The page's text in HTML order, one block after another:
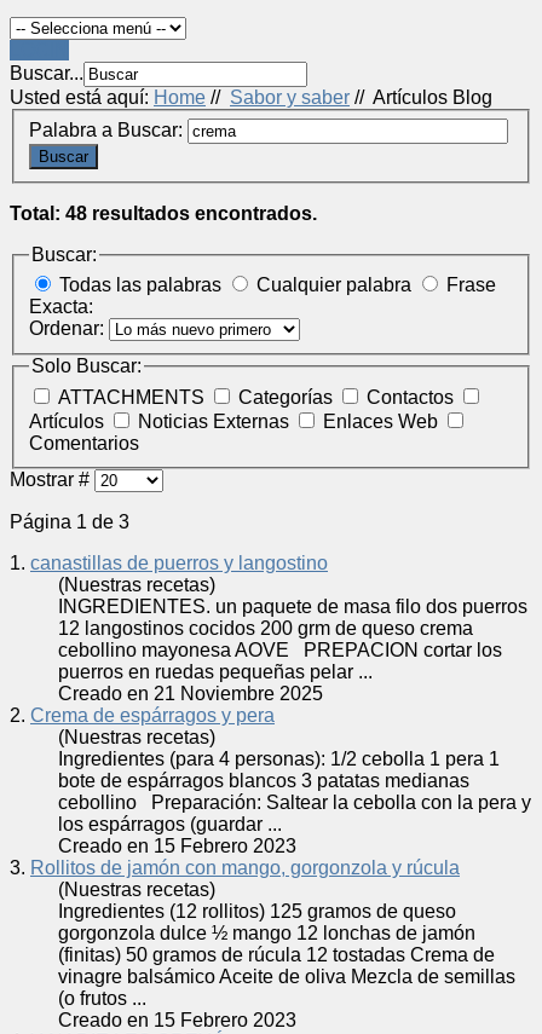
Buscar...
Usted está aquí: Home // Sabor y saber // Artículos Blog
Palabra a Buscar:
Buscar
Total: 48 resultados encontrados.
Buscar:
Todas las palabras
Cualquier palabra
Frase
Exacta:
Ordenar:
Solo Buscar:
ATTACHMENTS
Categorías
Contactos
Artículos
Noticias Externas
Enlaces Web
Comentarios
Mostrar #
Página 1 de 3
1. canastillas de puerros y langostino
(Nuestras recetas)
INGREDIENTES. un paquete de masa filo dos puerros
12 langostinos cocidos 200 grm de queso crema
cebollino mayonesa AOVE PREPACION cortar los
puerros en ruedas pequeñas pelar ...
Creado en 21 Noviembre 2025
2. Crema de espárragos y pera
(Nuestras recetas)
Ingredientes (para 4 personas): 1/2 cebolla 1 pera 1
bote de espárragos blancos 3 patatas medianas
cebollino Preparación: Saltear la cebolla con la pera y
los espárragos (guardar ...
Creado en 15 Febrero 2023
3. Rollitos de jamón con mango, gorgonzola y rúcula
(Nuestras recetas)
Ingredientes (12 rollitos) 125 gramos de queso
gorgonzola dulce ½ mango 12 lonchas de jamón
(finitas) 50 gramos de rúcula 12 tostadas Crema de
vinagre balsámico Aceite de oliva Mezcla de semillas
(o frutos ...
Creado en 15 Febrero 2023